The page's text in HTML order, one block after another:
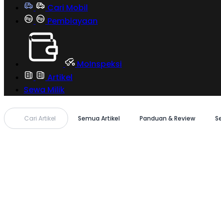
Cari Mobil
Pembiayaan
MoInspeksi
Artikel
Sewa Milik
Cari Artikel Semua Artikel Panduan & Review